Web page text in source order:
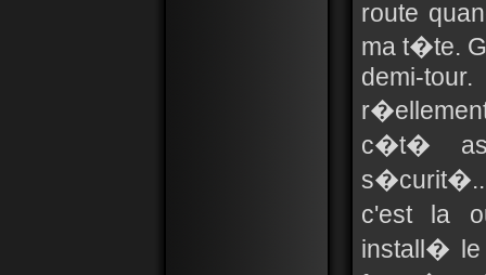
route
ma t�te.
demi-
c�t�
c'est la
install� le